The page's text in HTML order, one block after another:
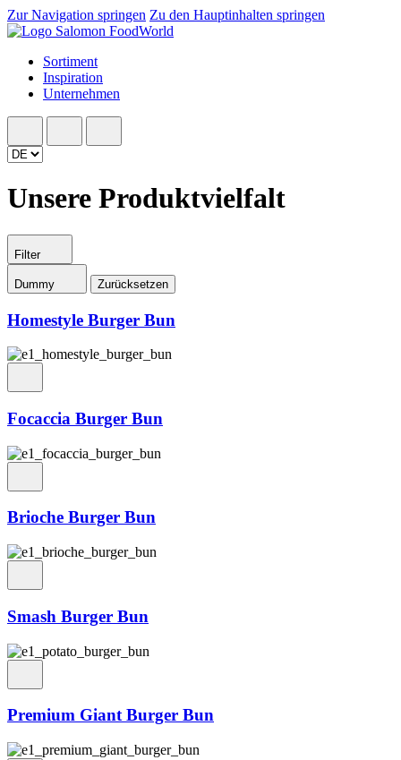
Zur Navigation springen Zu den Hauptinhalten springen
Sortiment
Inspiration
Unternehmen
Unsere Produktvielfalt
Filter
Dummy Zurücksetzen
Homestyle Burger Bun
Focaccia Burger Bun
Brioche Burger Bun
Smash Burger Bun
Premium Giant Burger Bun